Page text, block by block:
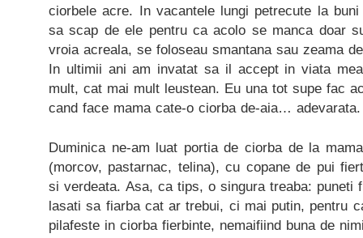
ciorbele acre. In vacantele lungi petrecute la
sa scap de ele pentru ca acolo se manca doar
vroia acreala, se foloseau smantana sau zeama
In ultimii ani am invatat sa il accept in viata
mult, cat mai mult leustean. Eu una tot supe fac
cand face mama cate-o ciorba de-aia… adevarata.
Duminica ne-am luat portia de ciorba de la
(morcov, pastarnac, telina), cu copane de pui
si verdeata. Asa, ca tips, o singura treaba: puneti
lasati sa fiarba cat ar trebui, ci mai putin, pentru
pilafeste in ciorba fierbinte, nemaifiind buna de